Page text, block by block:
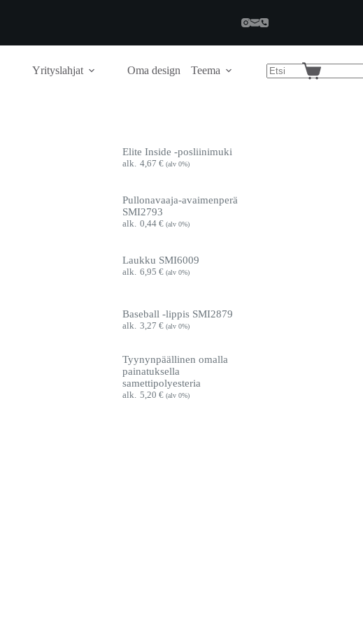
Yrityslahjat Oma design Teema
Shopping
Elite Inside -posliinimuki
4,67€ (alv 0%)
Pullonavaaja-avaimenperä
SMI2793
0,44€ (alv 0%)
Laukku SMI6009
6,95€ (alv 0%)
Baseball -lippis SMI2879
3,27€ (alv 0%)
Tyynynpäällinen omalla
painatuksella
samettipolyesteria
5,20€ (alv 0%)